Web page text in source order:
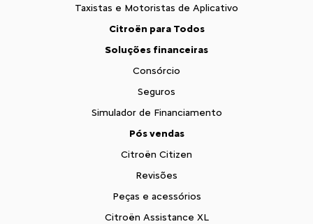
Taxistas e Motoristas de Aplicativo
Citroën para Todos
Soluções financeiras
Consórcio
Seguros
Simulador de Financiamento
Pós vendas
Citroën Citizen
Revisões
Peças e acessórios
Citroën Assistance XL